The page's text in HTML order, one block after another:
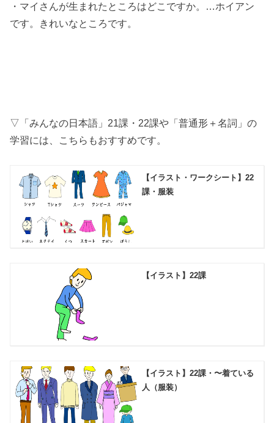
・マイさんが生まれたところはどこですか。…ホイアン
です。きれいなところです。
▽「みんなの日本語」21課・22課や「普通形＋名詞」の
学習には、こちらもおすすめです。
【イラスト・ワークシート】22
課・服装
【イラスト】22課
【イラスト】22課・〜着ている
人（服装）